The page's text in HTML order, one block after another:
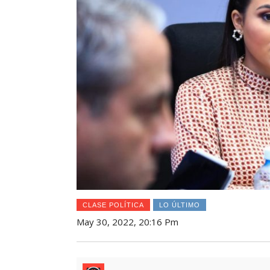
CLASE POLÍTICA LO ÚLTIMO
May 30, 2022, 20:16 Pm